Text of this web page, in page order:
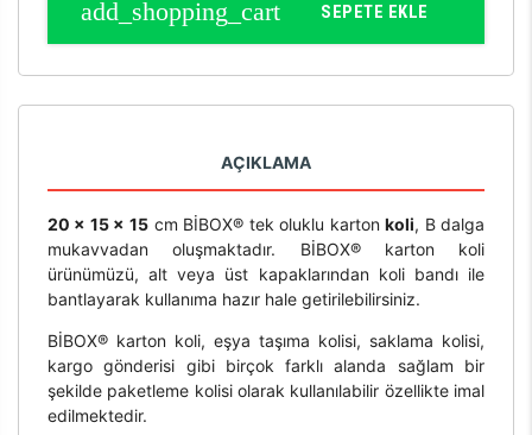
SEPETE EKLE
AÇIKLAMA
20 x 15 x 15 cm BİBOX® tek oluklu kartonkoli, B dalga
mukavvadan oluşmaktadır. BİBOX® karton koli
ürünümüzü, alt veya üst kapaklarından koli bandı ile
bantlayarak kullanıma hazır hale getirilebilirsiniz.
BİBOX® karton koli, eşya taşıma kolisi, saklama kolisi,
kargo gönderisi gibi birçok farklı alanda sağlam bir
şekilde paketleme kolisi olarak kullanılabilir özellikte imal
edilmektedir.